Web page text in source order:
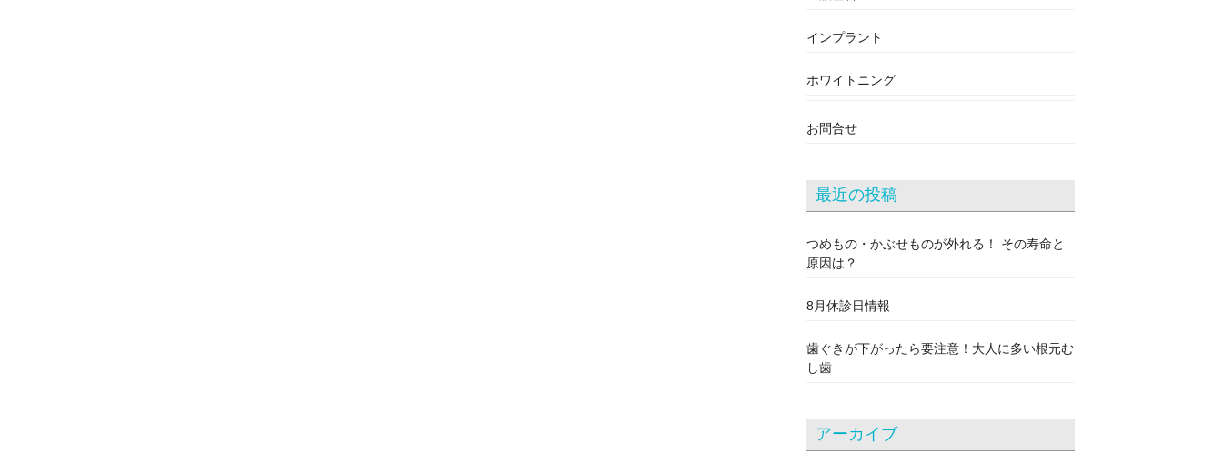
インプラント
ホワイトニング
お問合せ
最近の投稿
つめもの・かぶせものが外れる！ その寿命と
原因は？
8月休診日情報
歯ぐきが下がったら要注意！大人に多い根元む
し歯
アーカイブ